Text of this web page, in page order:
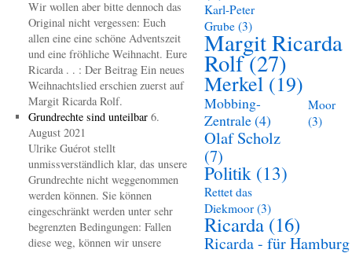
Wir wollen aber bitte dennoch das
Original nicht vergessen: Euch
allen eine eine schöne Adventszeit
und eine fröhliche Weihnacht. Eure
Ricarda . . : Der Beitrag Ein neues
Weihnachtslied erschien zuerst auf
Margit Ricarda Rolf.
Grundrechte sind unteilbar 6.
August 2021
Ulrike Guérot stellt
unmissverständlich klar, das unsere
Grundrechte nicht weggenommen
werden können. Sie können
eingeschränkt werden unter sehr
begrenzten Bedingungen: Fallen
diese weg, können wir unsere
Karl-Peter
Grube (3)
Margit Ricarda
Rolf(27)
Merkel (19)
Mobbing-
Zentrale(4)
Moor
(3)
Olaf Scholz
(7)
Politik (13)
Rettet das
Diekmoor (3)
Ricarda (16)
Ricarda - für Hamburg